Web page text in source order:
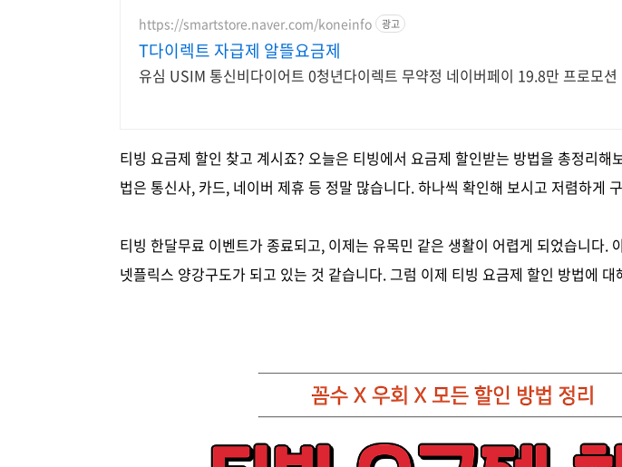
https://smartstore.naver.com/koneinfo 광고
T다이렉트 자급제 알뜰요금제
유심 USIM 통신비다이어트 0청년다이렉트 무약정 네이버페이 19.8만 프로모션
티빙 요금제 할인 찾고 계시죠? 오늘은 티빙에서 요금제 할인받는 방법을 총정리해
법은 통신사, 카드, 네이버 제휴 등 정말 많습니다. 하나씩 확인해 보시고 저렴하게
티빙 한달무료 이벤트가 종료되고, 이제는 유목민 같은 생활이 어렵게 되었습니다.
넷플릭스 양강구도가 되고 있는 것 같습니다. 그럼 이제 티빙 요금제 할인 방법에